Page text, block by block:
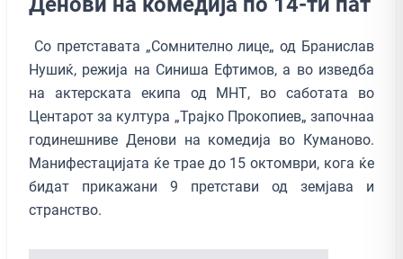
Со претставата „Сомнително лице„ од Бранислав
Нушиќ, режија на Синиша Ефтимов, а во изведба
на актерската екипа од МНТ, во саботата во
Центарот за култура „Трајко Прокопиев„ започнаа
годинешниве Денови на комедија во Куманово.
Манифестацијата ќе трае до 15 октомври, кога ќе
бидат прикажани 9 претстави од земјава и
странство.